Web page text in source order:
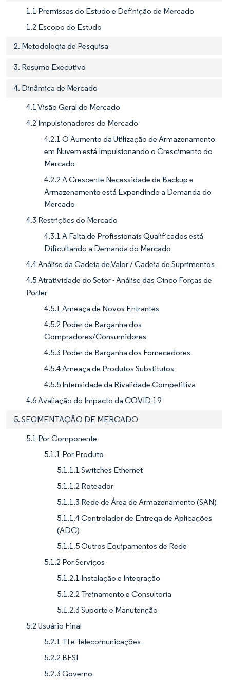
1.1 Premissas do Estudo e Definição de Mercado
1.2 Escopo do Estudo
2. Metodologia de Pesquisa
3. Resumo Executivo
4. Dinâmica de Mercado
4.1 Visão Geral do Mercado
4.2 Impulsionadores do Mercado
4.2.1 O Aumento da Utilização de Armazenamento
em Nuvem está Impulsionando o Crescimento do
Mercado
4.2.2 A Crescente Necessidade de Backup e
Armazenamento está Expandindo a Demanda do
Mercado
4.3 Restrições do Mercado
4.3.1 A Falta de Profissionais Qualificados está
Dificultando a Demanda do Mercado
4.4 Análise da Cadeia de Valor / Cadeia de Suprimentos
4.5 Atratividade do Setor - Análise das Cinco Forças de
Porter
4.5.1 Ameaça de Novos Entrantes
4.5.2 Poder de Barganha dos
Compradores/Consumidores
4.5.3 Poder de Barganha dos Fornecedores
4.5.4 Ameaça de Produtos Substitutos
4.5.5 Intensidade da Rivalidade Competitiva
4.6 Avaliação do Impacto da COVID-19
5. SEGMENTAÇÃO DE MERCADO
5.1 Por Componente
5.1.1 Por Produto
5.1.1.1 Switches Ethernet
5.1.1.2 Roteador
5.1.1.3 Rede de Área de Armazenamento (SAN)
5.1.1.4 Controlador de Entrega de Aplicações
(ADC)
5.1.1.5 Outros Equipamentos de Rede
5.1.2 Por Serviços
5.1.2.1 Instalação e Integração
5.1.2.2 Treinamento e Consultoria
5.1.2.3 Suporte e Manutenção
5.2 Usuário Final
5.2.1 TI e Telecomunicações
5.2.2 BFSI
5.2.3 Governo